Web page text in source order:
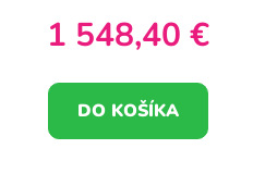
1 548,40 €
DO KOŠÍKA